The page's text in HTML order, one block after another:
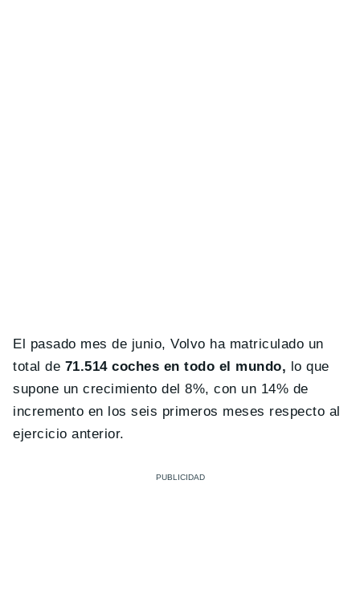
El pasado mes de junio, Volvo ha matriculado un
total de 71.514 coches en todo el mundo, lo que
supone un crecimiento del 8%, con un 14% de
incremento en los seis primeros meses respecto al
ejercicio anterior.